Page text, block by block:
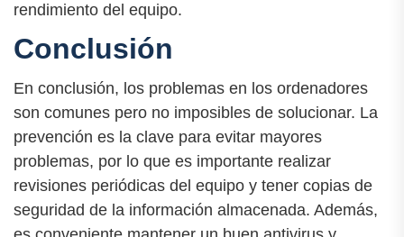
rendimiento del equipo.
Conclusión
En conclusión, los problemas en los ordenadores
son comunes pero no imposibles de solucionar. La
prevención es la clave para evitar mayores
problemas, por lo que es importante realizar
revisiones periódicas del equipo y tener copias de
seguridad de la información almacenada. Además,